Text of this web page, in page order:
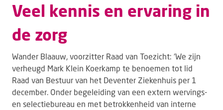
Veel kennis en ervaring in
de zorg
Wander Blaauw, voorzitter Raad van Toezicht: ‘We zijn
verheugd Mark Klein Koerkamp te benoemen tot lid
Raad van Bestuur van het Deventer Ziekenhuis per 1
december. Onder begeleiding van een extern wervings-
en selectiebureau en met betrokkenheid van interne